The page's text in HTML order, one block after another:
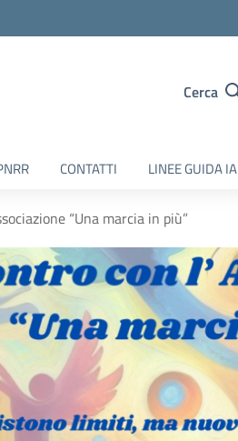
Cerca
CONTATTI LINEE GUIDA IA
“Una marcia in più”